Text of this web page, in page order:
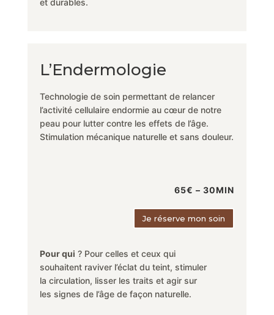
et durables.
L’Endermologie
Technologie de soin permettant de relancer
l’activité cellulaire endormie au cœur de notre
peau pour lutter contre les effets de l’âge.
Stimulation mécanique naturelle et sans douleur.
65€ – 30MIN
Je réserve mon soin
Pour qui ? Pour celles et ceux qui
souhaitent raviverl’éclatdu teint, stimuler
la circulation, lisserles traits et agir sur
les signes de l’âgedefaçonnaturelle.